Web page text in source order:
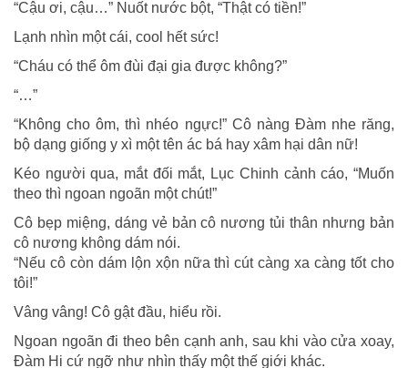
“Cậu ơi, cậu…” Nuốt nước bột, “Thật có tiền!”
Lạnh nhìn một cái, cool hết sức!
“Cháu có thể ôm đùi đại gia được không?”
“…”
“Không cho ôm, thì nhéo ngực!” Cô nàng Đàm nhe răng,
bộ dạng giống y xì một tên ác bá hay xâm hại dân nữ!
Kéo người qua, mắt đối mắt, Lục Chinh cảnh cáo, “Muốn
theo thì ngoan ngoãn một chút!”
Cô bẹp miệng, dáng vẻ bản cô nương tủi thân nhưng bản
cô nương không dám nói.
“Nếu cô còn dám lộn xộn nữa thì cút càng xa càng tốt cho
tôi!”
Vâng vâng! Cô gật đầu, hiểu rồi.
Ngoan ngoãn đi theo bên cạnh anh, sau khi vào cửa xoay,
Đàm Hi cứ ngỡ như nhìn thấy một thế giới khác.